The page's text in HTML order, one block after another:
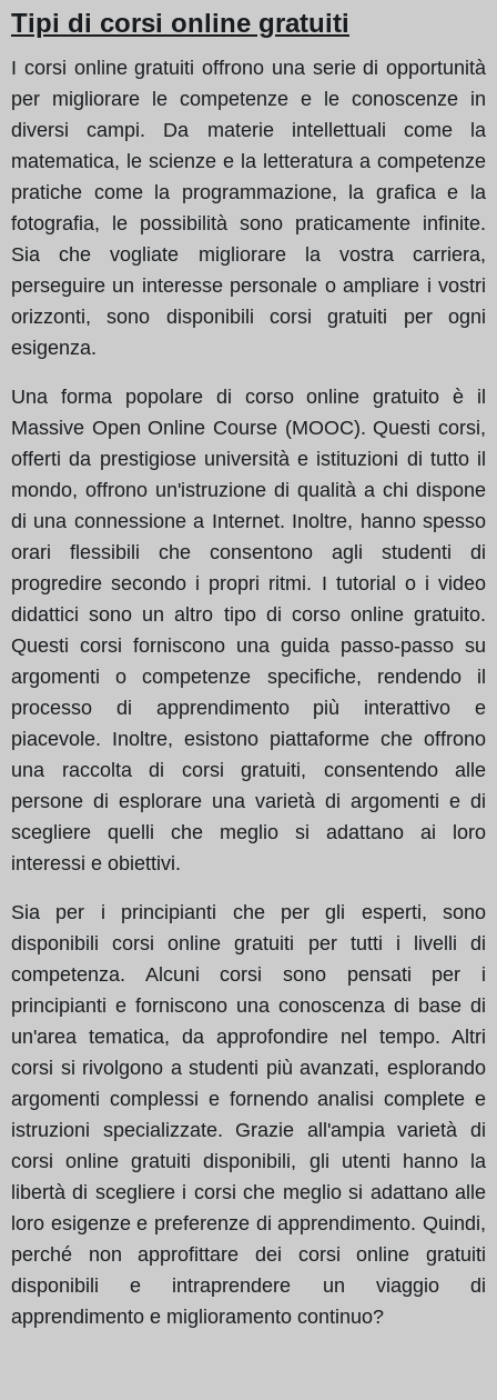
Tipi di corsi online gratuiti
I corsi online gratuiti offrono una serie di opportunità
per migliorare le competenze e le conoscenze in
diversi campi. Da materie intellettuali come la
matematica, le scienze e la letteratura a competenze
pratiche come la programmazione, la grafica e la
fotografia, le possibilità sono praticamente infinite.
Sia che vogliate migliorare la vostra carriera,
perseguire un interesse personale o ampliare i vostri
orizzonti, sono disponibili corsi gratuiti per ogni
esigenza.
Una forma popolare di corso online gratuito è il
Massive Open Online Course (MOOC). Questi corsi,
offerti da prestigiose università e istituzioni di tutto il
mondo, offrono un'istruzione di qualità a chi dispone
di una connessione a Internet. Inoltre, hanno spesso
orari flessibili che consentono agli studenti di
progredire secondo i propri ritmi. I tutorial o i video
didattici sono un altro tipo di corso online gratuito.
Questi corsi forniscono una guida passo-passo su
argomenti o competenze specifiche, rendendo il
processo di apprendimento più interattivo e
piacevole. Inoltre, esistono piattaforme che offrono
una raccolta di corsi gratuiti, consentendo alle
persone di esplorare una varietà di argomenti e di
scegliere quelli che meglio si adattano ai loro
interessi e obiettivi.
Sia per i principianti che per gli esperti, sono
disponibili corsi online gratuiti per tutti i livelli di
competenza. Alcuni corsi sono pensati per i
principianti e forniscono una conoscenza di base di
un'area tematica, da approfondire nel tempo. Altri
corsi si rivolgono a studenti più avanzati, esplorando
argomenti complessi e fornendo analisi complete e
istruzioni specializzate. Grazie all'ampia varietà di
corsi online gratuiti disponibili, gli utenti hanno la
libertà di scegliere i corsi che meglio si adattano alle
loro esigenze e preferenze di apprendimento. Quindi,
perché non approfittare dei corsi online gratuiti
disponibili e intraprendere un viaggio di
apprendimento e miglioramento continuo?